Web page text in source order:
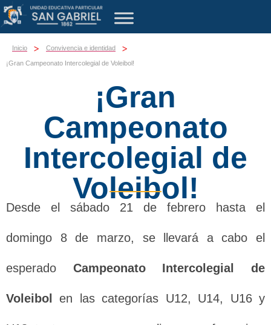
Inicio > Convivencia e identidad >
¡Gran Campeonato Intercolegial de Voleibol!
¡Gran
Campeonato
Intercolegial de
Voleibol!
Desde el sábado 21 de febrero hasta el
domingo 8 de marzo, se llevará a cabo el
esperado Campeonato Intercolegial de
Voleibol en las categorías U12, U14, U16 y